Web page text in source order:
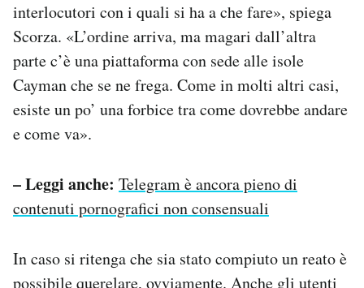
interlocutori con i quali si ha a che fare», spiega
Scorza. «L’ordine arriva, ma magari dall’altra
parte c’è una piattaforma con sede alle isole
Cayman che se ne frega. Come in molti altri casi,
esiste un po’ una forbice tra come dovrebbe andare
e come va».
– Leggi anche: Telegram è ancora pieno di
contenuti pornografici non consensuali
In caso si ritenga che sia stato compiuto un reato è
possibile querelare, ovviamente. Anche gli utenti